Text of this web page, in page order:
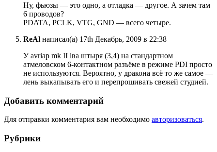
Ну, фьюзы — это одно, а отладка — другое. А зачем там
6 проводов?
PDATA, PCLK, VTG, GND — всего четыре.
ReAl написал(а) 17th Декабрь, 2009 в 22:38
У avriap mk II lва штыря (3,4) на стандартном
атмеловском 6-контактном разъёме в режиме PDI просто
не используются. Вероятно, у дракона всё то же самое —
лень выкапывать его и перепрошивать свежей студией.
Добавить комментарий
Для отправки комментария вам необходимо авторизоваться.
Рубрики